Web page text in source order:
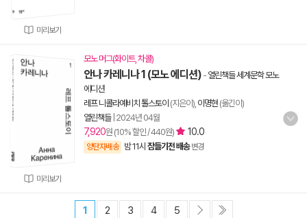
미리보기
미리보기
모노 머그(화이트, 차콜)
안나 카레니나 1 (모노 에디션) - 열린책들 세계문학 모노
에디션
레프 니콜라예비치 톨스토이 (지은이), 이명현 (옮긴이)
열린책들| 2024년 04월
7,920원 (10% 할인 / 440원) 10.0
양탄자배송 밤 11시 잠들기전 배송 변경
1 2 3 4 5